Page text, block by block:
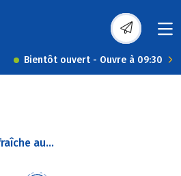
Bientôt ouvert - Ouvre à 09:30
au...